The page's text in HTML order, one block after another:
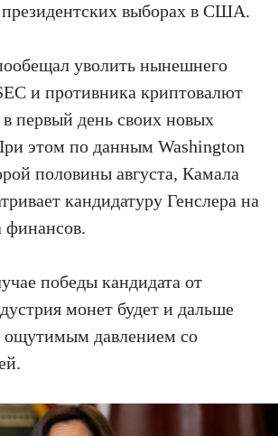
президентских выборах в США.
уволить нынешнего
и противника криптовалют
первый день своих новых
этом по данным Washington
половины августа, Камала
кандидатуру Генслера на
финансов.
победы кандидата от
монет будет и дальше
ощутимым давлением со